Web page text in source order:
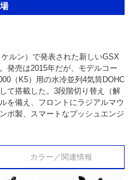
ルン）で発表された新しいGSX
発売は2015年だが、モデルコー
（K5）用の水冷並列4気筒DOHC
て搭載した。3段階切り替え（解
を備え、フロントにラジアルマウ
ボ製、スマートなプッシュエンジ
カラー／関連情報